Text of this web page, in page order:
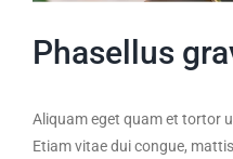
Phasellus
Aliquam eget quam et tortor
Etiam vitae dui congue,